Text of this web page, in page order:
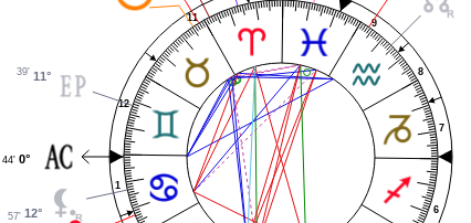
1
6
7
8
9
11
12
11°
39'
0°
44'
12°
57'